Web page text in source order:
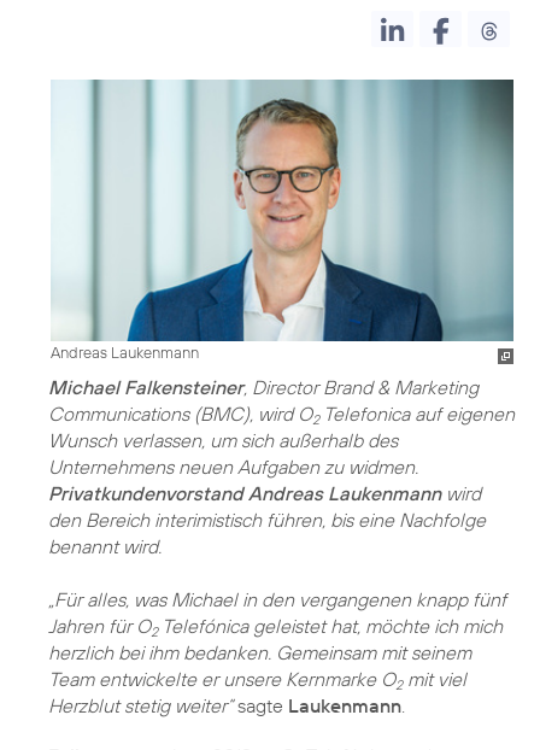
Andreas Laukenmann
Michael Falkensteiner, Director Brand & Marketing
Communications (BMC), wird O2Telefonica auf eigenen
Wunsch verlassen, um sich außerhalb des
Unternehmens neuen Aufgaben zu widmen.
Privatkundenvorstand Andreas Laukenmannwird
den Bereich interimistisch führen, bis eine Nachfolge
benannt wird.
„Für alles, was Michael in den vergangenen knapp fünf
Jahren für O2Telefónica geleistet hat, möchte ich mich
herzlich bei ihm bedanken. Gemeinsam mit seinem
Team entwickelte er unsere Kernmarke O2mit viel
Herzblut stetig weiter“sagte Laukenmann